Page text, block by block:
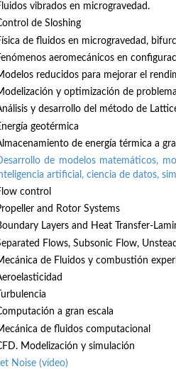
vibrados en microgravedad.
de Sloshing
de fluidos en microgravedad,
aeromecánicos en
reducidos para mejorar el
y optimización de
y desarrollo del método de
geotérmica
de energía térmica a
de modelos matemáticos,
artificial, ciencia de datos,
control
and Rotor Systems
Layers and Heat Transfer-
Flows, Subsonic Flow,
de Fluidos y combustión
a gran escala
de fluidos computacional
Modelización y simulación
Noise (vídeo)